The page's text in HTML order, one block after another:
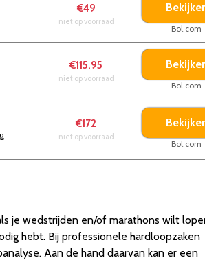
€49
niet op voorraad
Bol.com
€115.95
niet op voorraad
Bol.com
€172
niet op voorraad
Bol.com
je wedstrijden en/of marathons wilt
hebt. Bij professionele hardloopzaken
Aan de hand daarvan kan er een